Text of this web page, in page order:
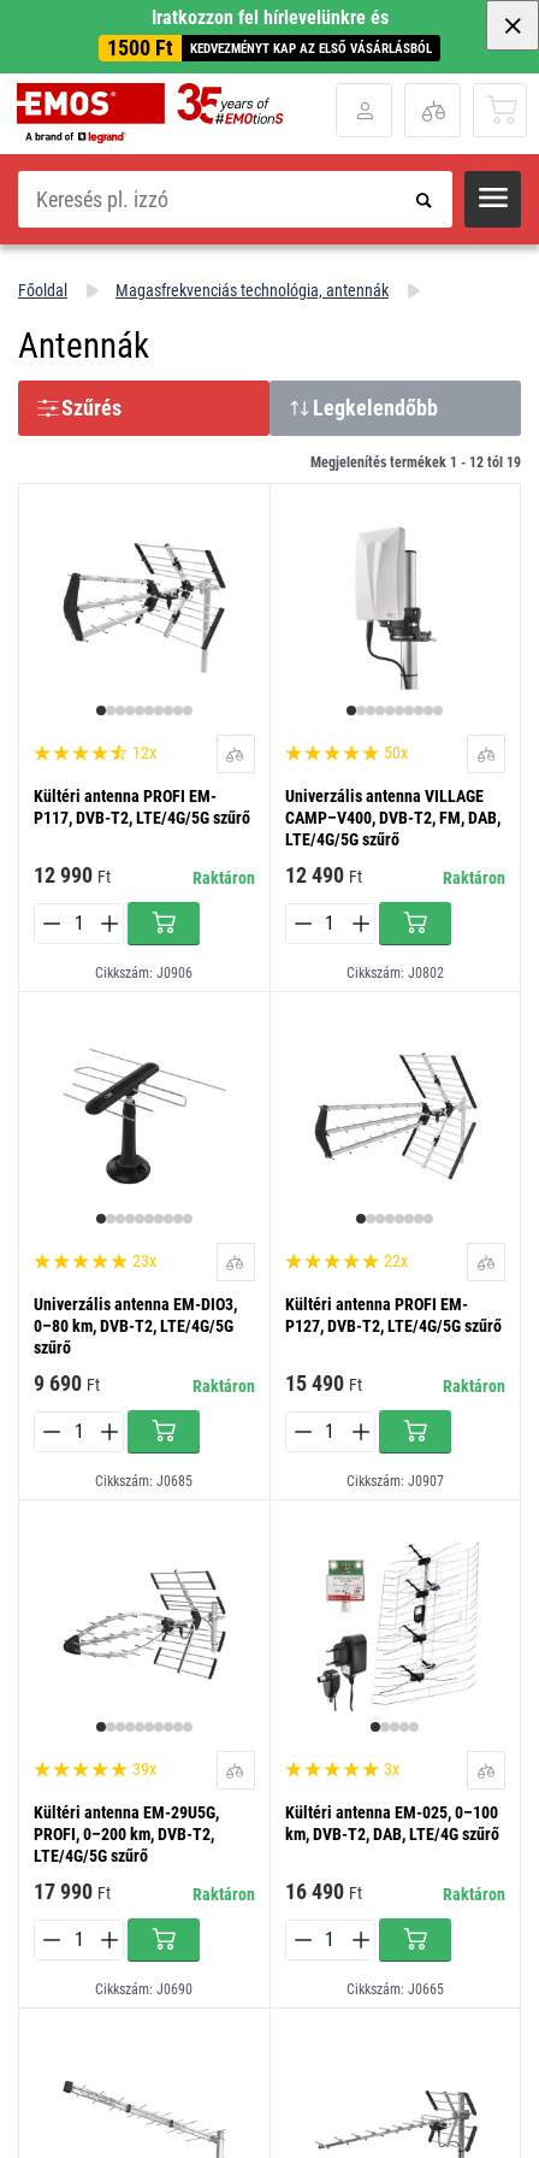
Iratkozzon fel hírlevelünkre és
1500 Ft KEDVEZMÉNYT KAP AZ ELSŐ VÁSÁRLÁSBÓL
Keresés
Főoldal Magasfrekvenciás technológia, antennák
Antennák
Szűrés Legkelendőbb
Megjelenítés termékek 1 - 12 tól 19
12x
Kültéri antenna PROFI EM-
P117, DVB-T2, LTE/4G/5G szűrő
12 990 Ft Raktáron
Cikkszám: J0906
50x
Univerzális antenna VILLAGE
CAMP–V400, DVB-T2, FM, DAB,
LTE/4G/5G szűrő
12 490 Ft Raktáron
Cikkszám: J0802
23x
Univerzális antenna EM-DIO3,
0–80 km, DVB-T2, LTE/4G/5G
szűrő
9 690 Ft Raktáron
Cikkszám: J0685
22x
Kültéri antenna PROFI EM-
P127, DVB-T2, LTE/4G/5G szűrő
15 490 Ft Raktáron
Cikkszám: J0907
39x
Kültéri antenna EM-29U5G,
PROFI, 0–200 km, DVB-T2,
LTE/4G/5G szűrő
17 990 Ft Raktáron
Cikkszám: J0690
3x
Kültéri antenna EM-025, 0–100
km, DVB-T2, DAB, LTE/4G szűrő
16 490 Ft Raktáron
Cikkszám: J0665